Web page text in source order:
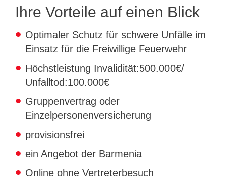
Ihre Vorteile auf einen Blick
Optimaler Schutz für schwere Unfälle im
Einsatz für die Freiwillige Feuerwehr
Höchstleistung Invalidität:500.000€/
Unfalltod:100.000€
Gruppenvertrag oder
Einzelpersonenversicherung
provisionsfrei
ein Angebot der Barmenia
Online ohne Vertreterbesuch
Optimaler Schutz bei schweren Unfällen
ca. 30 % günstiger als Originalpreis, bis
zu 50 % niedriger als namhafte
Wettbewerber
provisionsfrei
Ein Angebot der Barmenia Versicherung